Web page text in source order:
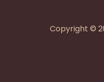
Copyright ©